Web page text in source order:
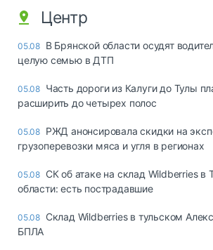
Центр
05.08 В Брянской области осудят
целую семью в ДТП
05.08 Часть дороги из Калуги до Тулы
расширить до четырех полос
05.08 РЖД анонсировала скидки на
грузоперевозки мяса и угля в регионах
05.08 СК об атаке на склад Wildberries в
области: есть пострадавшие
05.08 Склад Wildberries в тульском
БПЛА